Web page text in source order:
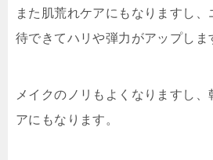
また肌荒れケアにもなりますし、
待できてハリや弾力がアップしま
メイクのノリもよくなりますし
アにもなります。